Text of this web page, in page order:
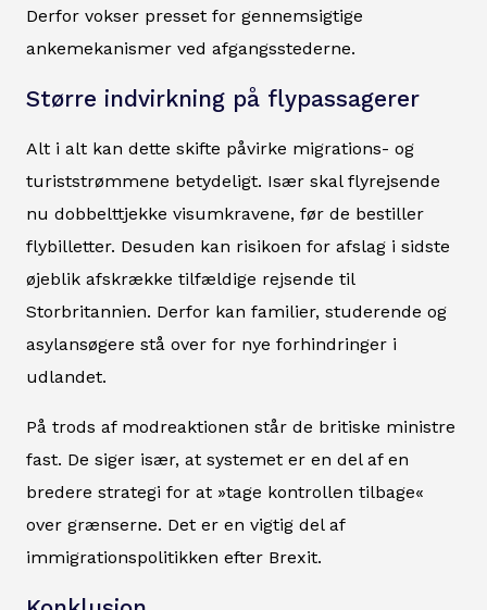
Derfor vokser presset for gennemsigtige
ankemekanismer ved afgangsstederne.
Større indvirkning på flypassagerer
Alt i alt kan dette skifte påvirke migrations- og
turiststrømmene betydeligt. Især skal flyrejsende
nu dobbelttjekke visumkravene, før de bestiller
flybilletter. Desuden kan risikoen for afslag i sidste
øjeblik afskrække tilfældige rejsende til
Storbritannien. Derfor kan familier, studerende og
asylansøgere stå over for nye forhindringer i
udlandet.
På trods af modreaktionen står de britiske ministre
fast. De siger især, at systemet er en del af en
bredere strategi for at »tage kontrollen tilbage«
over grænserne. Det er en vigtig del af
immigrationspolitikken efter Brexit.